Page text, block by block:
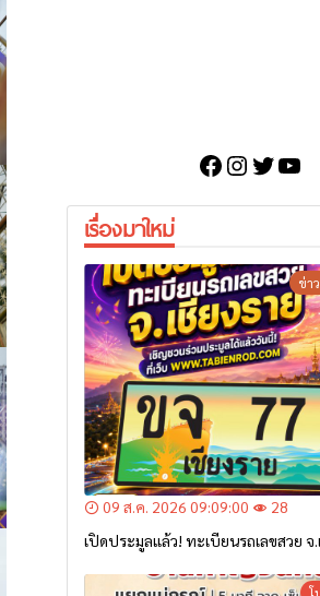
Facebook
Twitter
เรื่องมาใหม่
ข่า
09 ส.ค. 2026 09:09:00
28
เปิดประมูลแล้ว! ทะเบียนรถเลขสวย จ.